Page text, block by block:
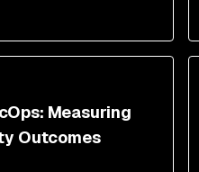
Measuring
Outcomes